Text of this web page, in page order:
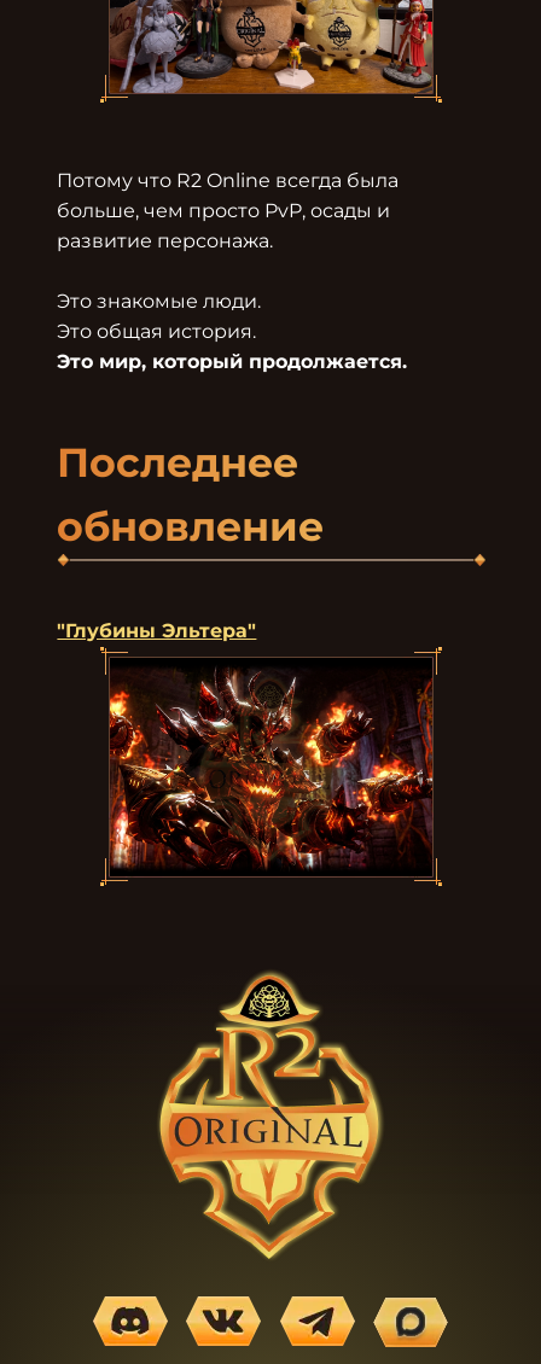
Потому что R2 Online всегда была
больше, чем просто PvP, осады и
развитие персонажа.
Это знакомые люди.
Последнее
обновление
"Глубины Эльтера"